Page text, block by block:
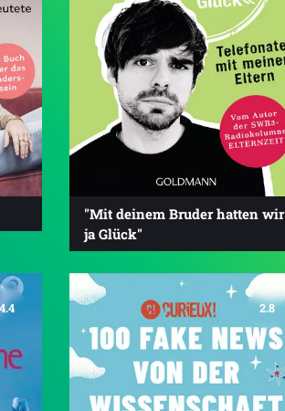
"Mit deinem Bruder hatten wir
ja Glück"
4.4 2.8